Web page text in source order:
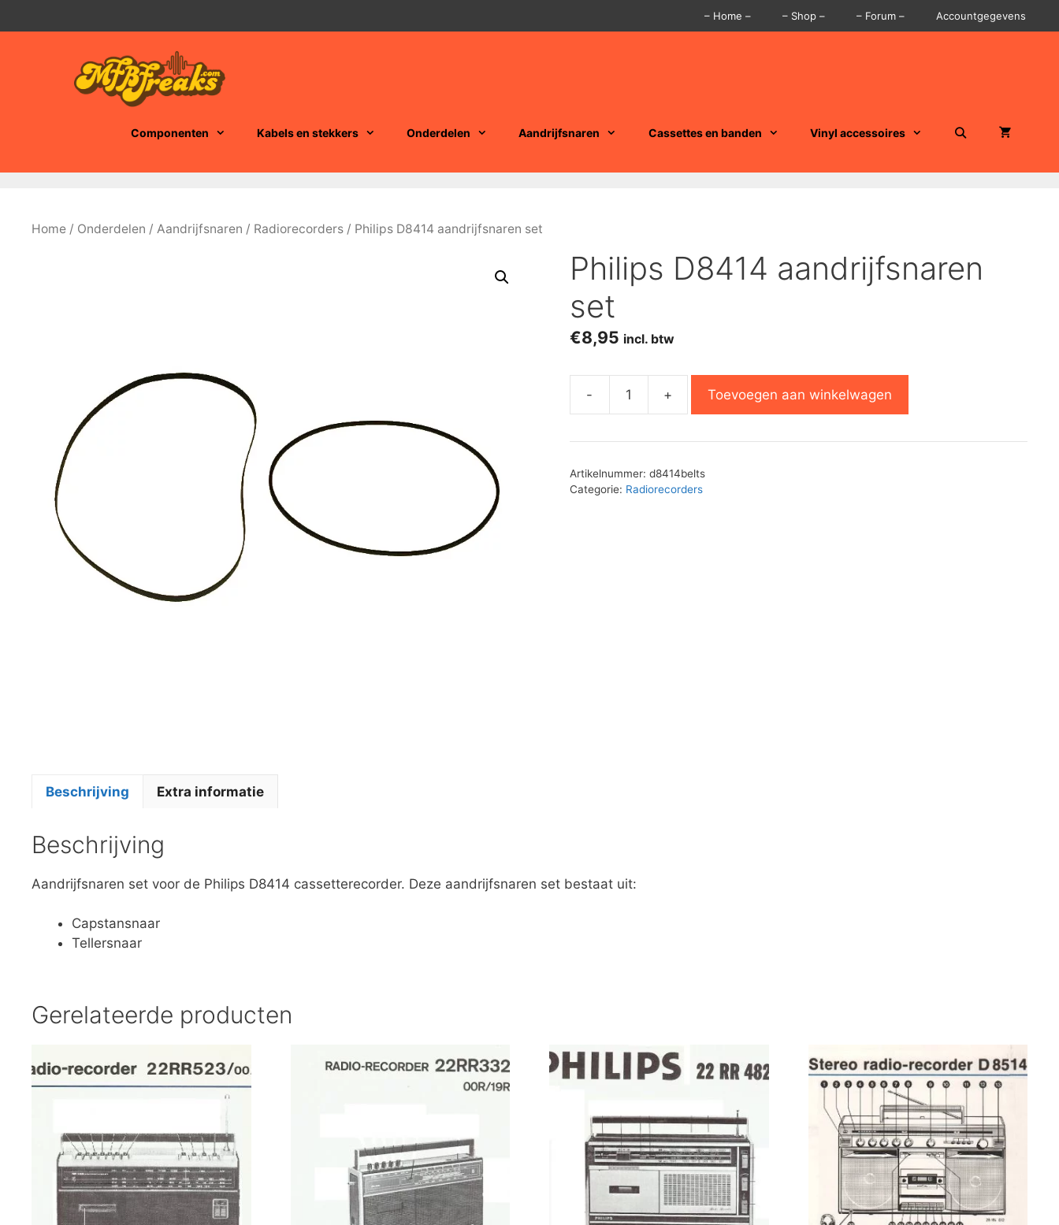
naar
– Home – – Shop – – Forum – Accountgegevens
Componenten Kabels en stekkers Onderdelen Aandrijfsnaren Cassettes en banden Vinyl accessoires
Home / Onderdelen / Aandrijfsnaren / Radiorecorders / Philips D8414 aandrijfsnaren set
Philips D8414 aandrijfsnaren
set
€8,95 incl. btw
-
aandrijfsnaren
aantal
+ Toevoegen aan winkelwagen
Artikelnummer: d8414belts
Categorie: Radiorecorders
Beschrijving Extra informatie
Beschrijving
Aandrijfsnaren set voor de Philips D8414 cassetterecorder. Deze aandrijfsnaren set bestaat uit:
Capstansnaar
Tellersnaar
Gerelateerde producten